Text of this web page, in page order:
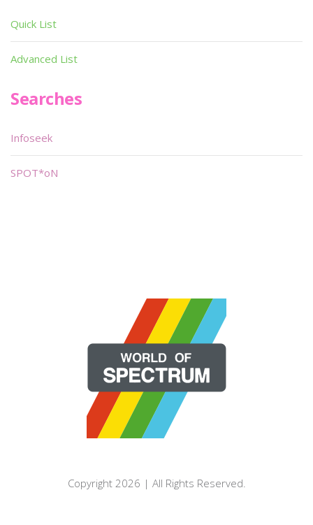
Quick List
Advanced List
Searches
Infoseek
SPOT*oN
Copyright 2026 | All Rights Reserved.